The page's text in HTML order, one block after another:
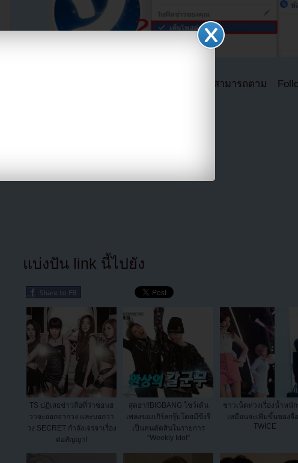
ตอนนี้แฟนๆสามารถติดตามเราได้อีกช่องทางสามารถตาม
แบ่งปัน link นี้ไปยัง
TS ปฏิเสธข่าวลือที่ว่าซอนฮ
วาจะออกจากวง และบอกว่า
วง SECRET กำลังเจรจาเรื่อง
ต่อสัญญา!
สุดฮา!!BIGBANG โชว์เต้น
เพลงของเกิร์ลกรุ๊ปโดยมีซึงรี
เป็นคนตัดสินในรายการ
"Weekly Idol"
ชาวเน็ตห่วงเรื่องน้ำหนั
เหมือนจะเพิ่มขึ้นของจื่
TWICE